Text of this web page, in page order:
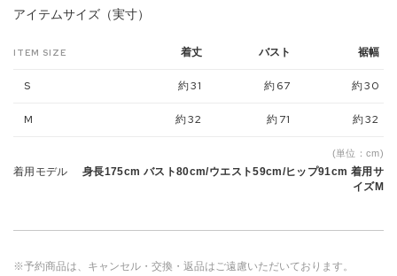
アイテムサイズ（実寸）
ITEM SIZE 着丈 バスト 裾幅
S 約31 約67 約30
M 約32 約71 約32
(単位：cm)
着用モデル
身長175cm バスト80cm/ウエスト59cm/ヒップ91cm 着用サ
イズM
※予約商品は、キャンセル・交換・返品はご遠慮いただいております。